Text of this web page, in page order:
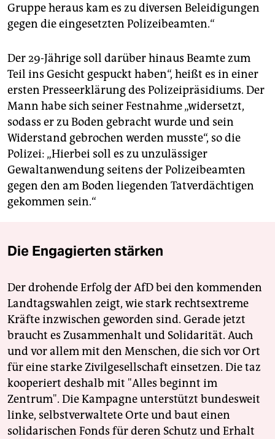
Gruppe heraus kam es zu diversen Beleidigungen
gegen die eingesetzten Polizeibeamten.“
Der 29-Jährige soll darüber hinaus Beamte zum
Teil ins Gesicht gespuckt haben“, heißt es in einer
ersten Presseerklärung des Polizeipräsidiums. Der
Mann habe sich seiner Festnahme „widersetzt,
sodass er zu Boden gebracht wurde und sein
Widerstand gebrochen werden musste“, so die
Polizei: „Hierbei soll es zu unzulässiger
Gewaltanwendung seitens der Polizeibeamten
gegen den am Boden liegenden Tatverdächtigen
gekommen sein.“
Die Engagierten stärken
Der drohende Erfolg der AfD bei den kommenden
Landtagswahlen zeigt, wie stark rechtsextreme
Kräfte inzwischen geworden sind. Gerade jetzt
braucht es Zusammenhalt und Solidarität. Auch
und vor allem mit den Menschen, die sich vor Ort
für eine starke Zivilgesellschaft einsetzen. Die taz
kooperiert deshalb mit "Alles beginnt im
Zentrum". Die Kampagne unterstützt bundesweit
linke, selbstverwaltete Orte und baut einen
solidarischen Fonds für deren Schutz und Erhalt